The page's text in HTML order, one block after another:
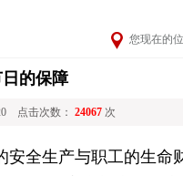
您现在的
的保障
点击次数： 24067 次
全生产与职工的生命